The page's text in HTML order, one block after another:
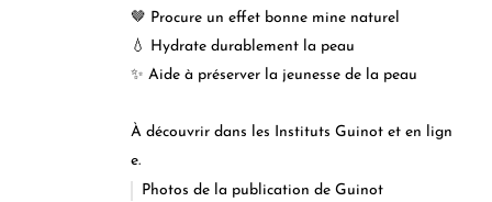
🤎 Procure un effet bonne mine naturel
💧 Hydrate durablement la peau
✨ Aide à préserver la jeunesse de la peau
À découvrir dans les Instituts Guinot et en lign
e.
Photos de la publication de Guinot